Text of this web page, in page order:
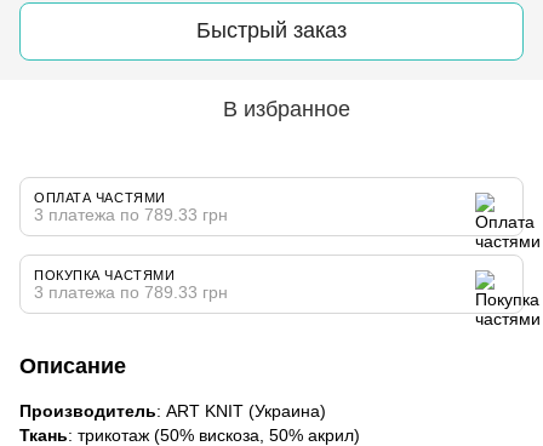
Быстрый заказ
В избранное
ОПЛАТА ЧАСТЯМИ
3 платежа по 789.33 грн
ПОКУПКА ЧАСТЯМИ
3 платежа по 789.33 грн
Описание
Производитель: ART KNIT (Украина)
Ткань: трикотаж (50% вискоза, 50% акрил)